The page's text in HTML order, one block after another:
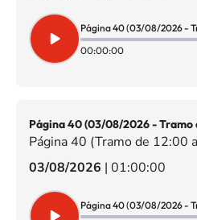
00:00:00
Página 40 (03/08/2026 - Tramo
Página 40 (Tramo de 12:00
03/08/2026 | 01:00:00